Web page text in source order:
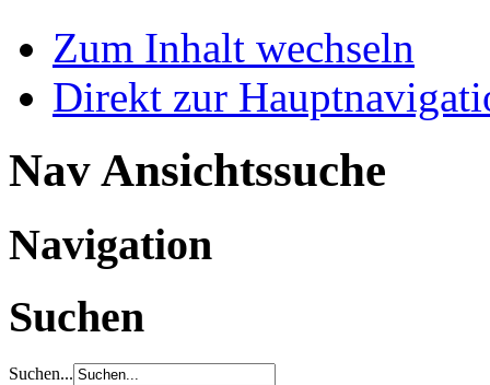
Zum Inhalt wechseln
Direkt zur
Nav Ansichtssuche
Navigation
Suchen
Suchen...